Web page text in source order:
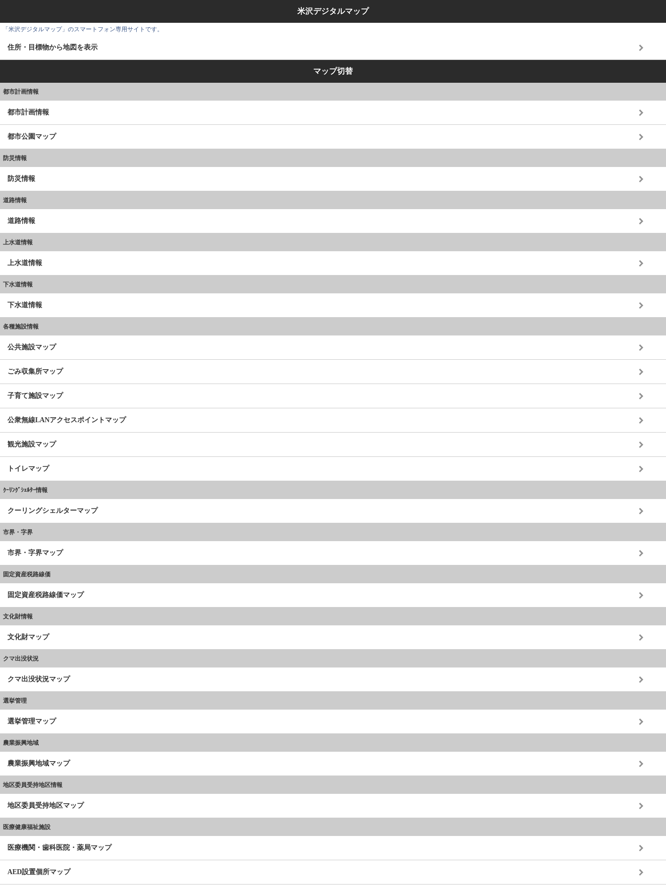
米沢デジタルマップ
「米沢デジタルマップ」のスマートフォン専用サイトです。
住所・目標物から地図を表示
マップ切替
都市計画情報
都市計画情報
都市公園マップ
防災情報
防災情報
道路情報
道路情報
上水道情報
上水道情報
下水道情報
下水道情報
各種施設情報
公共施設マップ
ごみ収集所マップ
子育て施設マップ
公衆無線LANアクセスポイントマップ
観光施設マップ
トイレマップ
ｸｰﾘﾝｸﾞｼｪﾙﾀｰ情報
クーリングシェルターマップ
市界・字界
市界・字界マップ
固定資産税路線価
固定資産税路線価マップ
文化財情報
文化財マップ
クマ出没状況
クマ出没状況マップ
選挙管理
選挙管理マップ
農業振興地域
農業振興地域マップ
地区委員受持地区情報
地区委員受持地区マップ
医療健康福祉施設
医療機関・歯科医院・薬局マップ
AED設置個所マップ